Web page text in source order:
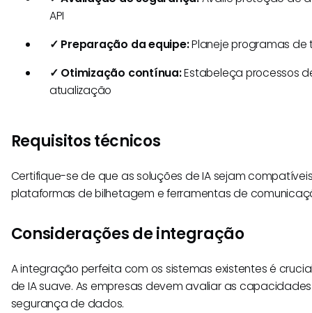
API
✓ Preparação da equipe:Planeje programas de
✓ Otimização contínua:Estabeleça processos
atualização
Requisitos técnicos
Certifique-se de que as soluções de IA sejam
plataformas de bilhetagem e ferramentas de
Considerações de integração
A integração perfeita com os sistemas existentes é
de IA suave. As empresas devem avaliar as
segurança de dados.